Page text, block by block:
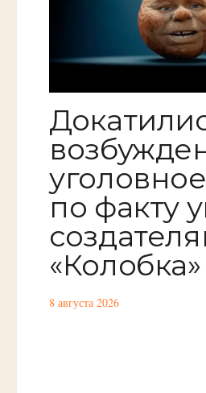
по факту
«Колобка»
8 августа 2026